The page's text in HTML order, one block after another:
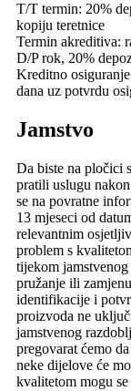
T/T termin: 20%
kopiju teretnice
Termin akreditiva:
D/P rok, 20%
Kreditno
dana uz potvrdu
Jamstvo
Da biste na pločici
pratili uslugu
se na povratne
13 mjeseci od
relevantnim
problem s
tijekom
pružanje ili
identifikacije i
proizvoda ne
jamstvenog
pregovarat ćemo
neke dijelove će
kvalitetom mogu